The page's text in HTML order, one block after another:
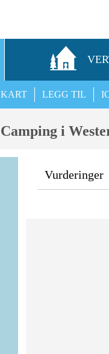
LEGG TIL
KART
Camping i
Vurderinger